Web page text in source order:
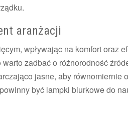
aranżacji
wpływając na komfort oraz
zadbać o różnorodność
jasne, aby równomiernie
być lampki biurkowe do